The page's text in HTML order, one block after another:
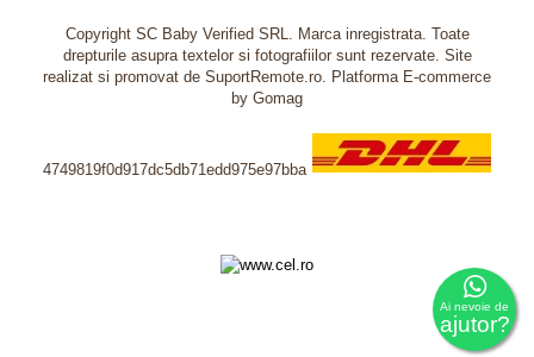
Copyright SC Baby Verified SRL. Marca inregistrata. Toate
drepturile asupra textelor si fotografiilor sunt rezervate. Site
realizat si promovat de SuportRemote.ro. Platforma E-commerce
by Gomag
4749819f0d917dc5db71edd975e97bba
Ai nevoie de
ajutor?